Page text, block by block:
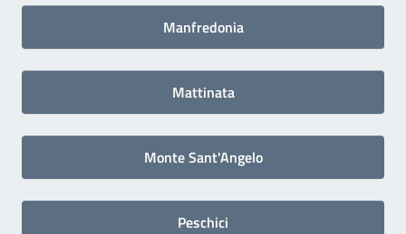
Manfredonia
Mattinata
Monte Sant'Angelo
Peschici